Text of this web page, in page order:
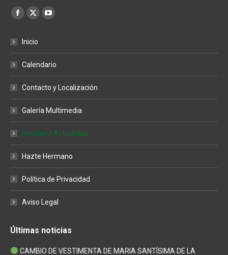
Encuéntranos en:
Facebook
opens
window
X
opens
window
YouTube
window
Inicio
Calendario
Contacto y Localización
Galería Multimedia
Noticias / Actualidad
Hazte Hermano
Política de Privacidad
Aviso Legal
Últimas noticias
CAMBIO DE VESTIMENTA DE MARIA SANTÍSIMA DE LA